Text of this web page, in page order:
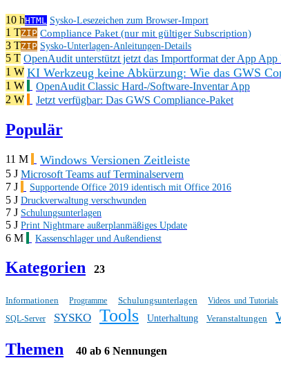
10 hHTML Sysko-Lesezeichen zum Browser-Import
1 TZIP Compliance Paket (nur mit gültiger Subscription)
3 TZIP Sysko-Unterlagen-Anleitungen-Details
5 T OpenAudit unterstützt jetzt das Importformat der App App
1 W KI Werkzeug keine Abkürzung: Wie das GWS
1 W
OpenAudit Classic Hard-/Software-Inventar App
2 W
Jetzt verfügbar: Das GWS Compliance-Paket
Populär
11 M Windows Versionen Zeitleiste
5 J Microsoft Teams auf Terminalservern
7 J
Supportende Office 2019 identisch mit Office 2016
5 J Druckverwaltung verschwunden
7 J Schulungsunterlagen
5 J Print Nightmare außerplanmäßiges Update
6 M Kassenschlager und Außendienst
Kategorien 23
Informationen Programme Schulungsunterlagen Videos und Tutorials
SQL-Server SYSKO Tools Unterhaltung Veranstaltungen
Themen 40 ab 6 Nennungen